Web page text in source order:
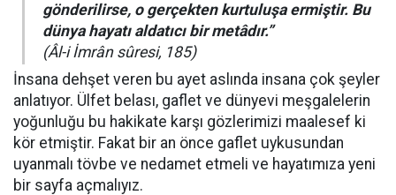
gönderilirse, o gerçekten kurtuluşa ermiştir. Bu
dünya hayatı aldatıcı bir metâdır.”
(Âl-i İmrân sûresi, 185)
İnsana dehşet veren bu ayet aslında insana çok şeyler
anlatıyor. Ülfet belası, gaflet ve dünyevi meşgalelerin
yoğunluğu bu hakikate karşı gözlerimizi maalesef ki
kör etmiştir. Fakat bir an önce gaflet uykusundan
uyanmalı tövbe ve nedamet etmeli ve hayatımıza yeni
bir sayfa açmalıyız.